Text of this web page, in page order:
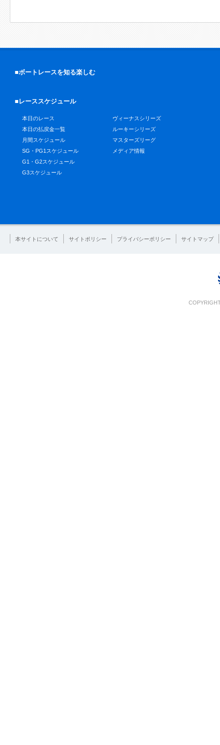
■ボートレースを知る楽しむ
■レーススケジュール
本日のレース
本日の払戻金一覧
月間スケジュール
SG・PG1スケジュール
G1・G2スケジュール
G3スケジュール
ヴィーナスシリーズ
ルーキーシリーズ
マスターズリーグ
メディア情報
本サイトについて サイトポリシー プライバシーポリシー サイトマップ